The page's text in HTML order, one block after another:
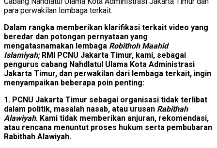
para perwakilan lembaga terkait.
Dalam rangka memberikan klarifikasi terkait video yang
beredar dan potongan pernyataan yang
mengatasnamakan lembaga Robithoh Maahid
Islamiyah;RMI PCNU Jakarta Timur, kami, sebagai
pengurus cabang Nahdlatul Ulama Kota Administrasi
Jakarta Timur, dan perwakilan dari lembaga terkait, ingin
menyampaikan beberapa poin penting:
1. PCNU Jakarta Timur sebagai organisasi tidak terlibat
dalam politik, masalah nasab, atau urusan Rabithah
Alawiyah. Kami tidak memberikan anjuran, rekomendasi,
atau rencana menuntut proses hukum serta pembubaran
Rabithah Alawiyah.